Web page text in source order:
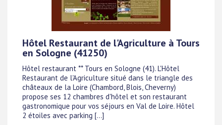
Hôtel Restaurant de l'Agriculture à Tours
en Sologne (41250)
Hôtel restaurant ** Tours en Sologne (41). L'Hôtel
Restaurant de l'Agriculture situé dans le triangle des
châteaux de la Loire (Chambord, Blois, Cheverny)
propose ses 12 chambres d'hôtel et son restaurant
gastronomique pour vos séjours en Val de Loire. Hôtel
2 étoiles avec parking [...]